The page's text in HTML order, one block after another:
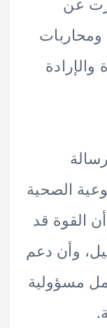
قد
دعم